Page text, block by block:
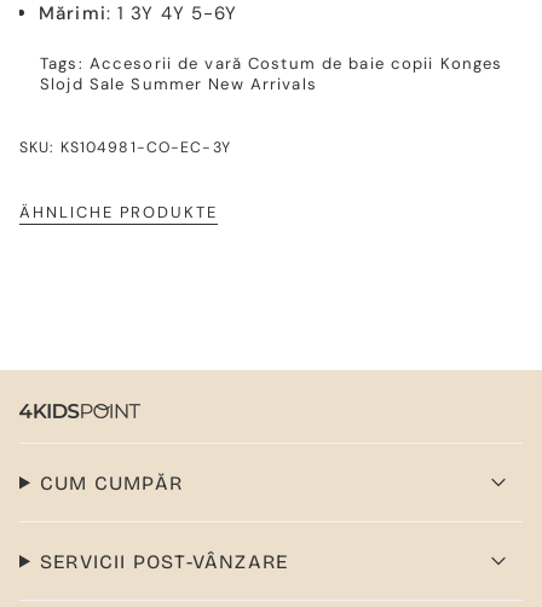
Mărimi: 1 3Y 4Y 5-6Y
Tags: Accesorii de vară Costum de baie copii Konges
Slojd Sale Summer New Arrivals
SKU: KS104981-CO-EC-3Y
ÄHNLICHE PRODUKTE
CUM CUMPĂR
SERVICII POST-VÂNZARE